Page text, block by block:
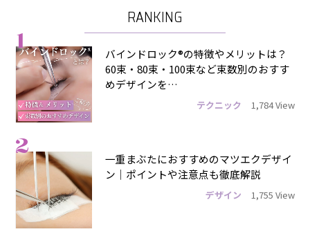
RANKING
1
バインドロック®の特徴やメリットは？
60束・80束・100束など束数別のおすす
めデザインを…
テクニック 1,784 View
2
一重まぶたにおすすめのマツエクデザイ
ン｜ポイントや注意点も徹底解説
デザイン 1,755 View